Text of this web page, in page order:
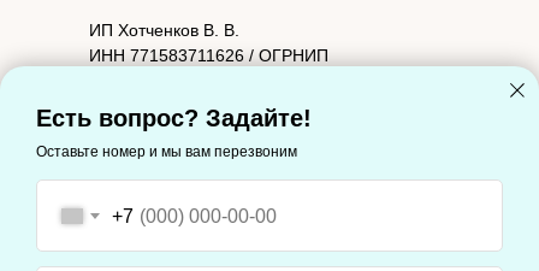
Есть вопрос? Задайте!
Оставьте номер и мы вам перезвоним
+7
ИП Хотченков В. В.
ИНН 771583711626 / ОГРНИП
Юридический адрес: 127221, Москва г,
Молодцова ул, дом 2, корпус 1, квартира 88
Фактический адрес: 127221, Москва г,
Молодцова ул, дом 2, корпус 1, квартира 88